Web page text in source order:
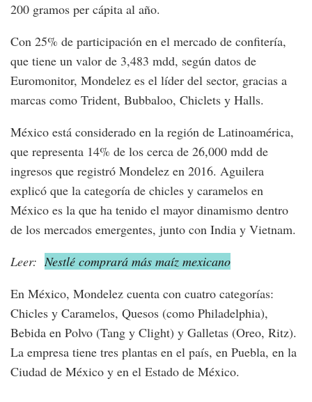
200 gramos per cápita al año.
Con 25% de participación en el mercado de confitería,
que tiene un valor de 3,483 mdd, según datos de
Euromonitor, Mondelez es el líder del sector, gracias a
marcas como Trident, Bubbaloo, Chiclets y Halls.
México está considerado en la región de Latinoamérica,
que representa 14% de los cerca de 26,000 mdd de
ingresos que registró Mondelez en 2016. Aguilera
explicó que la categoría de chicles y caramelos en
México es la que ha tenido el mayor dinamismo dentro
de los mercados emergentes, junto con India y Vietnam.
Leer: Nestlé comprará más maíz mexicano
En México, Mondelez cuenta con cuatro categorías:
Chicles y Caramelos, Quesos (como Philadelphia),
Bebida en Polvo (Tang y Clight) y Galletas (Oreo, Ritz).
La empresa tiene tres plantas en el país, en Puebla, en la
Ciudad de México y en el Estado de México.